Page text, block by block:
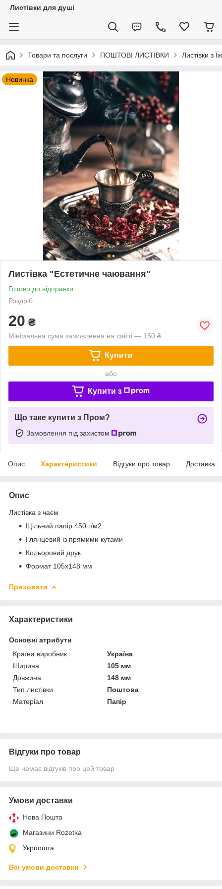
Листівки для душі
Товари та послуги ПОШТОВІ ЛИСТІВКИ Листівки з
Новинка
Листівка "Естетичне чаювання"
Готово до відправки
Роздріб
20 ₴
Мінімальна сума замовлення на сайті — 150 ₴
Купити
або
Купити з
Що таке купити з Пром?
Замовлення під захистом
Опис Характеристики Відгуки про товар Доставка
Опис
Листівка з чаєм
Щільний папір 450 г/м2.
Глянцевий із прямими кутами
Кольоровий друк.
Формат 105х148 мм
Приховати
Характеристики
Основні атрибути
Країна виробник
Україна
Ширина
105 мм
Довжина
148 мм
Тип листівки
Поштова
Матеріал
Папір
Відгуки про товар
Ще немає відгуків про цей товар
Умови доставки
Нова Пошта
Магазини Rozetka
Укрпошта
Всі умови доставки